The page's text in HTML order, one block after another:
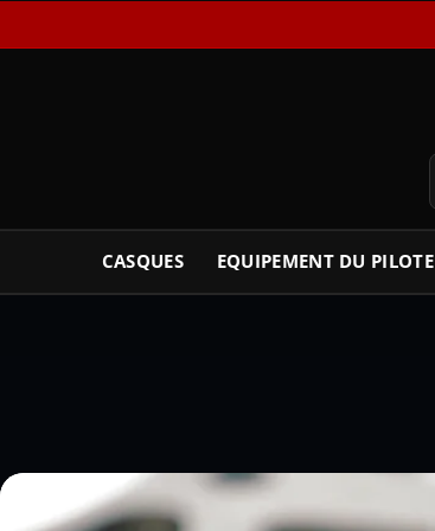
CASQUES EQUIPEMENT DU PILOTE